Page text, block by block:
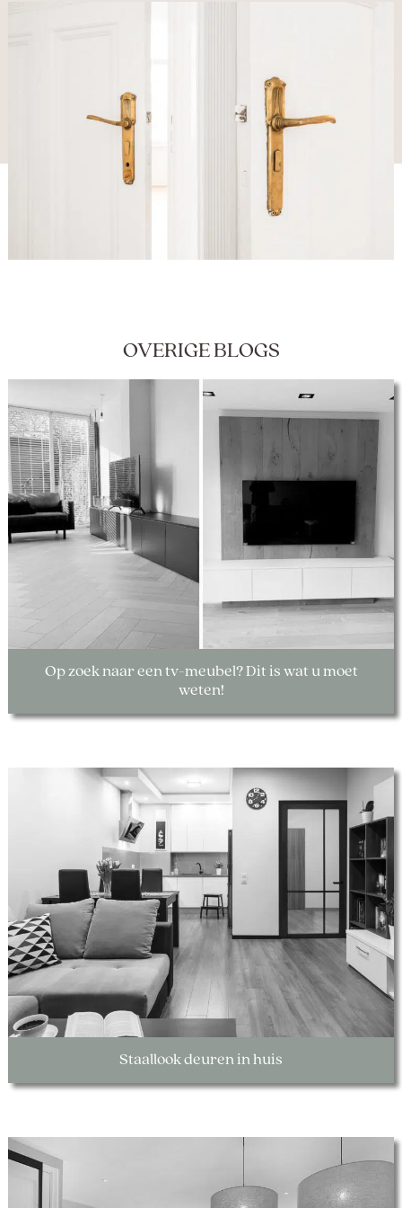
OVERIGE BLOGS
Op zoek naar een tv-meubel? Dit is wat u moet
weten!
Staallook deuren in huis